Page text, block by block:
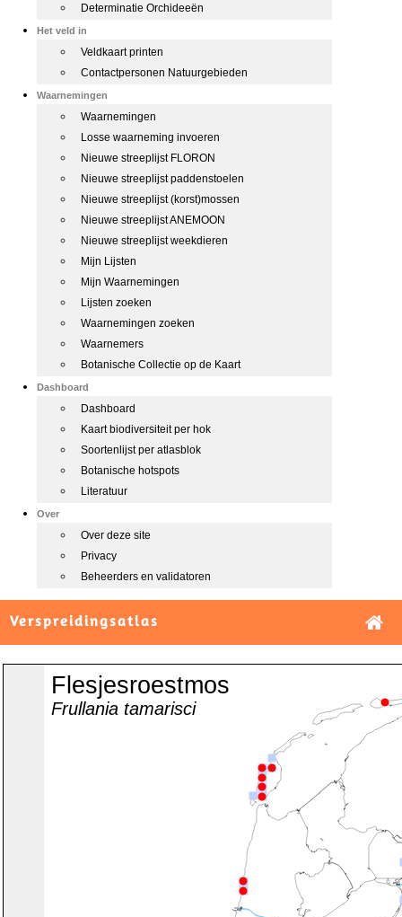
Determinatie Orchideeën
Het veld in
Veldkaart printen
Contactpersonen Natuurgebieden
Waarnemingen
Waarnemingen
Losse waarneming invoeren
Nieuwe streeplijst FLORON
Nieuwe streeplijst paddenstoelen
Nieuwe streeplijst (korst)mossen
Nieuwe streeplijst ANEMOON
Nieuwe streeplijst weekdieren
Mijn Lijsten
Mijn Waarnemingen
Lijsten zoeken
Waarnemingen zoeken
Waarnemers
Botanische Collectie op de Kaart
Dashboard
Dashboard
Kaart biodiversiteit per hok
Soortenlijst per atlasblok
Botanische hotspots
Literatuur
Over
Over deze site
Privacy
Beheerders en validatoren
Verspreidingsatlas